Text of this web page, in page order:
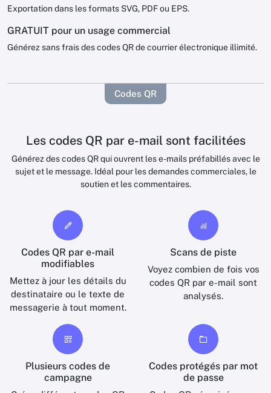
Exportation dans les formats SVG, PDF ou EPS.
GRATUIT pour un usage commercial
Générez sans frais des codes QR de courrier électronique illimité.
Codes QR
Les codes QR par e-mail sont facilitées
Générez des codes QR qui ouvrent les e-mails préfabillés avec le
sujet et le message. Idéal pour les demandes commerciales, le
soutien et les commentaires.
Codes QR par e-mail
modifiables
Mettez à jour les détails du
destinataire ou le texte de
messagerie à tout moment.
Scans de piste
Voyez combien de fois vos
codes QR par e-mail sont
analysés.
Plusieurs codes de
campagne
Codes protégés par mot
de passe